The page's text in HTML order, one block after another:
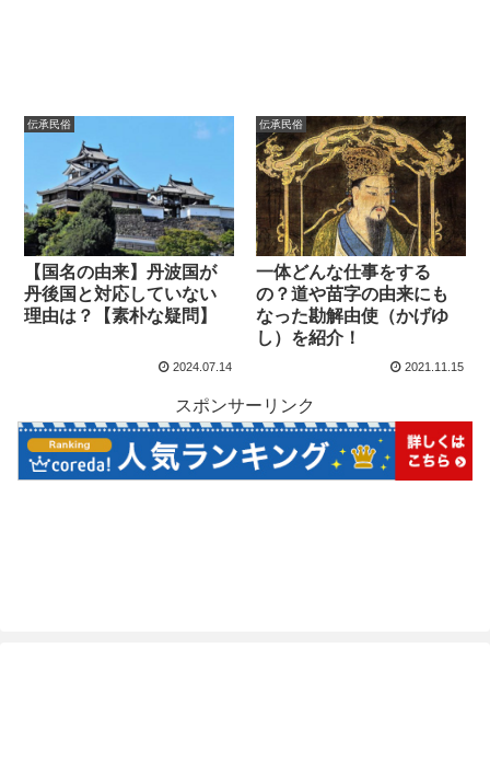
伝承民俗
【国名の由来】丹波国が
丹後国と対応していない
理由は？【素朴な疑問】
2024.07.14
伝承民俗
一体どんな仕事をする
の？道や苗字の由来にも
なった勘解由使（かげゆ
し）を紹介！
2021.11.15
スポンサーリンク